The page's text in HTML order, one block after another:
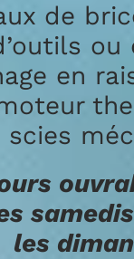
de
ou
en